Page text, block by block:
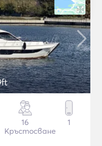
16
Кръстосване
1